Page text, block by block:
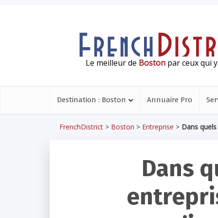
Le meilleur de Boston par ceux qui
Destination : Boston Annuaire Pro
FrenchDistrict > Boston > Entreprise > Dans
Dans